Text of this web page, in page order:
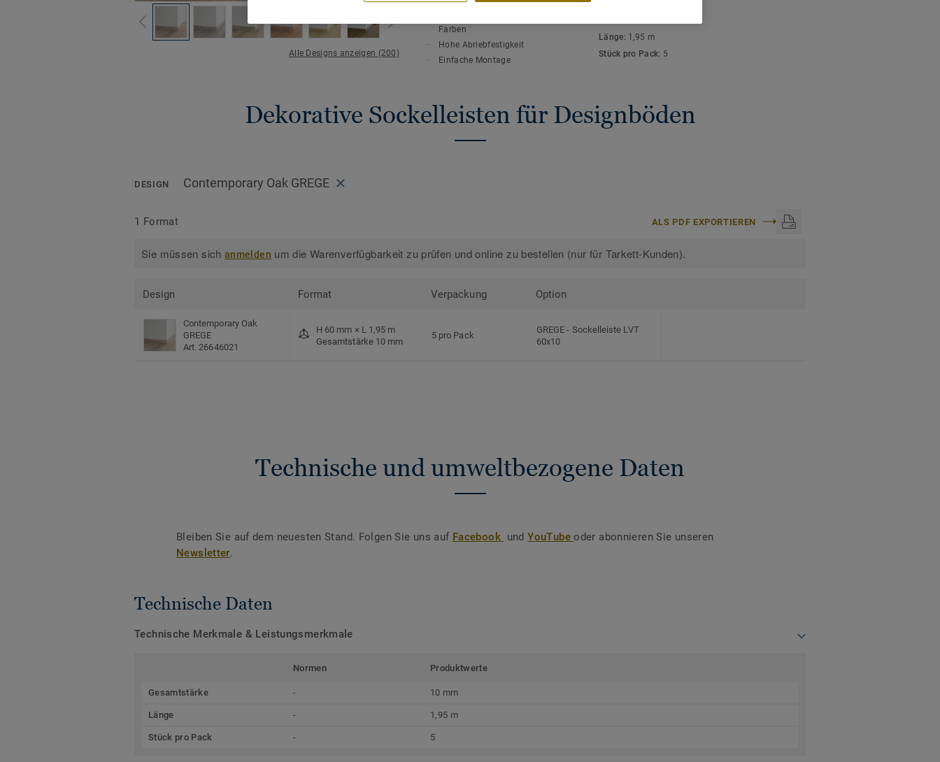
Alle Designs anzeigen (200)
Farben
Hohe Abriebfestigkeit
Einfache Montage
Länge: 1,95 m
Stück pro Pack: 5
Dekorative Sockelleisten für Designböden
DESIGN Contemporary Oak GREGE
1 Format ALS PDF EXPORTIEREN
Sie müssen sichanmelden um die Warenverfügbarkeit zu prüfen und online zu bestellen (nur für Tarkett-Kunden).
Design Format Verpackung Option
Contemporary Oak
GREGE
Art. 26646021
H 60 mm × L 1,95 m
Gesamtstärke 10 mm
5 pro Pack
GREGE- Sockelleiste LVT
60x10
Technische und umweltbezogene Daten
Bleiben Sie auf dem neuesten Stand. Folgen Sie uns auf Facebook undYouTubeoder abonnieren Sie unseren
Newsletter.
Technische Daten
Technische Merkmale & Leistungsmerkmale
Normen Produktwerte
Gesamtstärke - 10 mm
Länge - 1,95 m
Stück pro Pack - 5